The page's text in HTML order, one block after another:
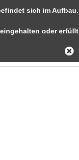
sich im Aufbau.
oder erfüllt